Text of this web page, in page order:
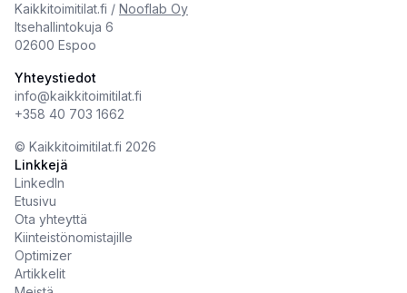
Kaikkitoimitilat.fi / Nooflab Oy
Itsehallintokuja 6
02600 Espoo
Yhteystiedot
info@kaikkitoimitilat.fi
+358 40 703 1662
©️ Kaikkitoimitilat.fi 2026
Linkkejä
LinkedIn
Etusivu
Ota yhteyttä
Kiinteistönomistajille
Optimizer
Artikkelit